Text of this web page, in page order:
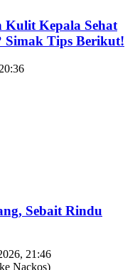
Kepala Sehat
Simak Tips Berikut!
Sebait Rindu
21:46